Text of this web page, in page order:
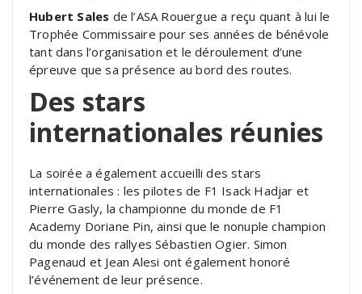
Hubert Sales de l’ASA Rouergue a reçu quant à lui le
Trophée Commissaire pour ses années de bénévole
tant dans l’organisation et le déroulement d’une
épreuve que sa présence au bord des routes.
Des stars
internationales réunies
La soirée a également accueilli des stars
internationales : les pilotes de F1 Isack Hadjar et
Pierre Gasly, la championne du monde de F1
Academy Doriane Pin, ainsi que le nonuple champion
du monde des rallyes Sébastien Ogier. Simon
Pagenaud et Jean Alesi ont également honoré
l’événement de leur présence.